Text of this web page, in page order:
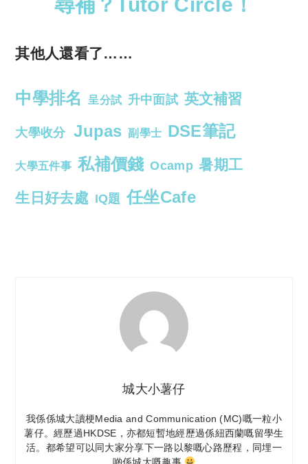
其他人還看了……
中學排名 呈分試 升中面試 英文補習
大學收分 Jupas 副學士 DSE筆記
大學五件事 私補價錢 Ocamp 暑期工
生日好去處 IQ題 任坐Cafe
城大小薯仔
我係係城大讀梗Media and Communication (MC)嘅一粒小
薯仔。經歷過HKDSE，亦都短暫地經歷過係紐西蘭嘅留學生
活。都希望可以同大家分享下一路以黎嘅心路歷程，同埋一
啲係城大嘅趣事